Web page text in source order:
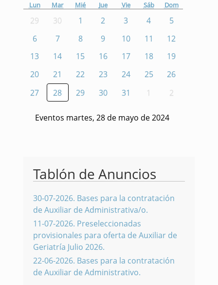
Lun Mar Mié Jue Vie Sáb Dom
29 30 1 2 3 4
5
6
7 8 9 10 11
12
13
14 15 16 17 18
19
20
21 22 23 24 25
26
27
28 29 30 31 1 2
Eventos martes, 28 de mayo de 2024
Tablón de Anuncios
30-07-2026. Bases para la contratación
de Auxiliar de Administrativa/o.
11-07-2026. Preseleccionadas
provisionales para oferta de Auxiliar de
Geriatría Julio 2026.
22-06-2026. Bases para la contratación
de Auxiliar de Administrativo.